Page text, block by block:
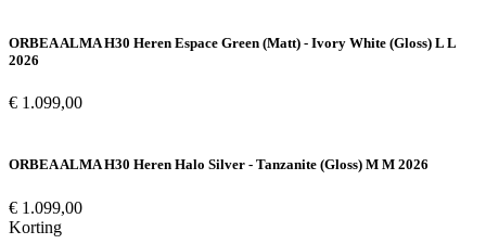
ORBEA ALMA H30 Heren Espace Green (Matt) - Ivory White (Gloss) L L
2026
€ 1.099,00
ORBEA ALMA H30 Heren Halo Silver - Tanzanite (Gloss) M M 2026
€ 1.099,00
Korting